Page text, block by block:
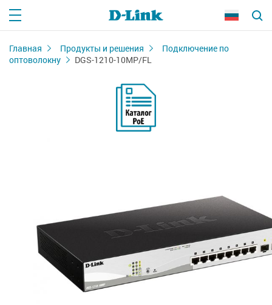
Главная Продукты и решения
Подключение по
оптоволокну
DGS-1210-10MP/FL